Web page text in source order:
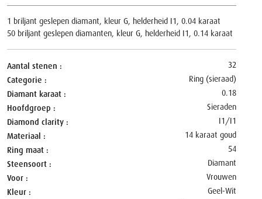
1 briljant geslepen diamant, kleur G, helderheid I1, 0.04 karaat
50 briljant geslepen diamanten, kleur G, helderheid I1, 0.14 karaat
Aantal stenen
32
Categorie
Ring (sieraad)
Diamant karaat
0.18
Hoofdgroep
Sieraden
Diamond clarity
I1/I1
Materiaal
14 karaat goud
Ring maat
54
Steensoort
Diamant
Voor
Vrouwen
Kleur
Geel-Wit